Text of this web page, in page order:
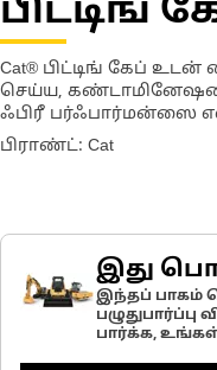
பிட்டிங்
Cat® பிட்டிங் கேப்
செய்ய,
ஃபிரீ பர்ஃபார்மன்ஸை
பிராண்ட்: Cat
இது
இந்தப் பாகம்
பார்க்க,